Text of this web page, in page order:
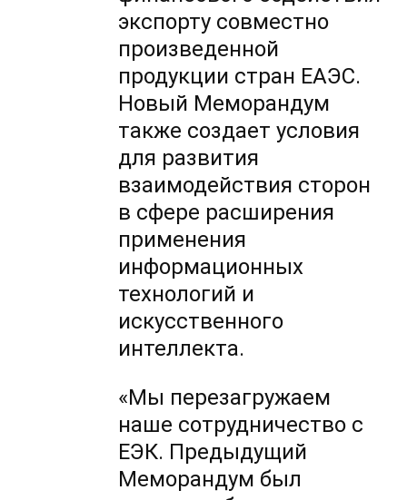
экспорту совместно
произведенной
продукции стран ЕАЭС.
Новый Меморандум
также создает условия
для развития
взаимодействия сторон
в сфере расширения
применения
информационных
технологий и
искусственного
интеллекта.
«Мы перезагружаем
наше сотрудничество с
ЕЭК. Предыдущий
Меморандум был